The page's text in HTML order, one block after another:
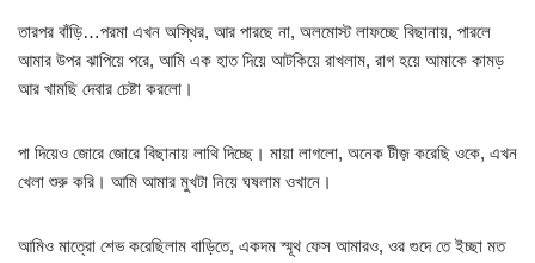
তারপর বাঁড়ি…পরমা এখন অস্থির, আর পারছে না, অলমোস্ট লাফচ্ছে বিছানায়, পারলে
আমার উপর ঝাপিয়ে পরে, আমি এক হাত দিয়ে আটকিয়ে রাখলাম, রাগ হয়ে আমাকে কামড়
আর খামছি দেবার চেষ্টা করলো।
পা দিয়েও জোরে জোরে বিছানায় লাথি দিচ্ছে। মায়া লাগলো, অনেক টীজ় করেছি ওকে, এখন
খেলা শুরু করি। আমি আমার মুখটা নিয়ে ঘষলাম ওখানে।
আমিও মাত্রো শেভ করেছিলাম বাড়িতে, একদম স্মূথ ফেস আমারও, ওর গুদে তে ইচ্ছা মত